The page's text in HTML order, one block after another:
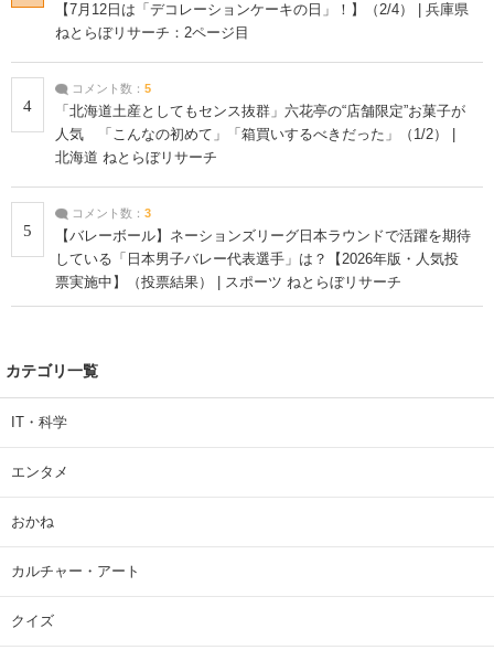
【7月12日は「デコレーションケーキの日」！】（2/4） | 兵庫県
ねとらぼリサーチ：2ページ目
4
コメント数： 5
「北海道土産としてもセンス抜群」六花亭の“店舗限定”お菓子が
人気 「こんなの初めて」「箱買いするべきだった」（1/2） |
北海道 ねとらぼリサーチ
5
コメント数： 3
【バレーボール】ネーションズリーグ日本ラウンドで活躍を期待
している「日本男子バレー代表選手」は？【2026年版・人気投
票実施中】（投票結果） | スポーツ ねとらぼリサーチ
カテゴリ一覧
IT・科学
エンタメ
おかね
カルチャー・アート
クイズ